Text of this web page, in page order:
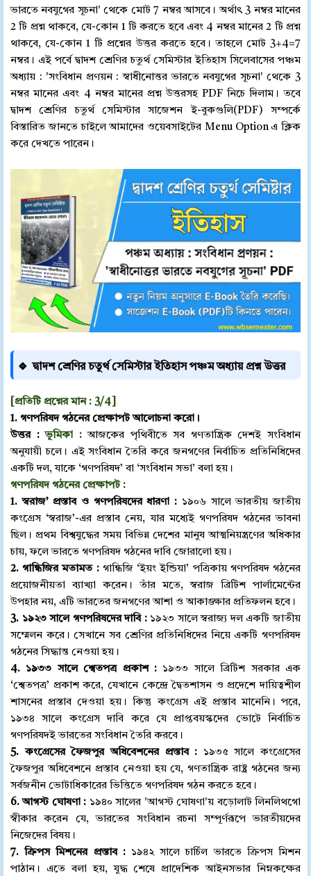
ভারতে নবযুগের সূচনা' থেকে মোট 7 নম্বর আসবে। অর্থাৎ 3 নম্বর মানের
2 টি প্রশ্ন থাকবে, যে-কোন 1 টি করতে হবে এবং 4 নম্বর মানের 2 টি প্রশ্ন
থাকবে, যে-কোন 1 টি প্রশ্নের উত্তর করতে হবে। তাহলে মোট 3+4=7
নম্বর। এই পর্বে দ্বাদশ শ্রেণির চতুর্থ সেমিস্টার ইতিহাস সিলেবাসের পঞ্চম
অধ্যায় : 'সংবিধান প্রণয়ন : স্বাধীনোত্তর ভারতে নবযুগের সূচনা' থেকে 3
নম্বর মানের এবং 4 নম্বর মানের প্রশ্ন উত্তরসহ PDF নিচে দিলাম। তবে
দ্বাদশ শ্রেণির চতুর্থ সেমিস্টার সাজেশন ই-বুকগুলি(PDF) সম্পর্কে
বিস্তারিত জানতে চাইলে আমাদের ওয়েবসাইটের Menu Option এ ক্লিক
করে দেখতে পারেন।
🔹 দ্বাদশ শ্রেণির চতুর্থ সেমিস্টার ইতিহাস পঞ্চম অধ্যায় প্রশ্ন উত্তর
[প্রতিটি প্রশ্নের মান : 3/4]
1. গণপরিষদ গঠনের প্রেক্ষাপট আলোচনা করো।
উত্তর :ভূমিকা : আজকের পৃথিবীতে সব গণতান্ত্রিক দেশই সংবিধান
অনুযায়ী চলে। এই সংবিধান তৈরি করে জনগণের নির্বাচিত প্রতিনিধিদের
একটি দল, যাকে ‘গণপরিষদ’ বা ‘সংবিধান সভা’ বলা হয়।
গণপরিষদ গঠনের প্রেক্ষাপট :
1. স্বরাজ’ প্রস্তাব ও গণপরিষদের ধারণা : ১৯০৬ সালে ভারতীয় জাতীয়
কংগ্রেস ‘স্বরাজ’-এর প্রস্তাব নেয়, যার মধ্যেই গণপরিষদ গঠনের ভাবনা
ছিল। প্রথম বিশ্বযুদ্ধের সময় বিভিন্ন দেশের মানুষ আত্মনিয়ন্ত্রণের অধিকার
চায়, ফলে ভারতে গণপরিষদ গঠনের দাবি জোরালো হয়।
2. গান্ধিজির মতামত : গান্ধিজি ‘ইয়ং ইন্ডিয়া’ পত্রিকায় গণপরিষদ গঠনের
প্রয়োজনীয়তা ব্যাখ্যা করেন। তাঁর মতে, স্বরাজ ব্রিটিশ পার্লামেন্টের
উপহার নয়, এটি ভারতের জনগণের আশা ও আকাঙ্ক্ষার প্রতিফলন হবে।
3. ১৯২৩ সালে গণপরিষদের দাবি : ১৯২৩ সালে স্বরাজ্য দল একটি জাতীয়
সম্মেলন করে। সেখানে সব শ্রেণির প্রতিনিধিদের নিয়ে একটি গণপরিষদ
গঠনের সিদ্ধান্ত নেওয়া হয়।
4. ১৯৩৩ সালে শ্বেতপত্র প্রকাশ : ১৯৩৩ সালে ব্রিটিশ সরকার এক
‘শ্বেতপত্র’ প্রকাশ করে, যেখানে কেন্দ্রে দ্বৈতশাসন ও প্রদেশে দায়িত্বশীল
শাসনের প্রস্তাব দেওয়া হয়। কিন্তু কংগ্রেস এই প্রস্তাব মানেনি। পরে,
১৯৩৪ সালে কংগ্রেস দাবি করে যে প্রাপ্তবয়স্কদের ভোটে নির্বাচিত
গণপরিষদই ভারতের সংবিধান তৈরি করবে।
5. কংগ্রেসের ফৈজপুর অধিবেশনের প্রস্তাব : ১৯৩৫ সালে কংগ্রেসের
ফৈজপুর অধিবেশনে প্রস্তাব নেওয়া হয় যে, গণতান্ত্রিক রাষ্ট্র গঠনের জন্য
সর্বজনীন ভোটাধিকারের ভিত্তিতে গণপরিষদ গঠন করতে হবে।
6. আগস্ট ঘোষণা : ১৯৪০ সালের 'আগস্ট ঘোষণা'য় বড়োলাট লিনলিথগো
স্বীকার করেন যে, ভারতের সংবিধান রচনা সম্পূর্ণরূপে ভারতীয়দের
নিজেদের বিষয়।
7. ক্রিপস মিশনের প্রস্তাব : ১৯৪২ সালে চার্চিল ভারতে ক্রিপস মিশন
পাঠান। এতে বলা হয়, যুদ্ধ শেষে প্রাদেশিক আইনসভার নিম্নকক্ষের